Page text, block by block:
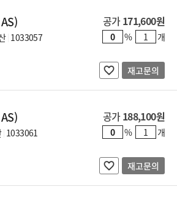
1033057
공가171,600원
% 개
재고문의
1033061
공가188,100원
% 개
재고문의